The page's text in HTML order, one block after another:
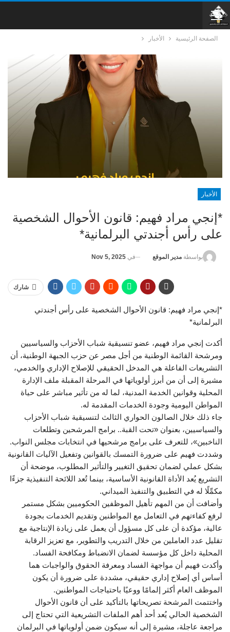
الصفحة الرئيسية الأخبار
الأخبار
*إنجي مراد فهيم: قانون الأحوال الشخصية
على رأس أجندتي البرلمانية*
بواسطة مدير الموقع في Nov 5, 2025
شارك
*إنجي مراد فهيم: قانون الأحوال الشخصية على رأس أجندتي
البرلمانية*
أكدت إنجي مراد فهيم، عضو تنسيقية شباب الأحزاب والسياسيين
ومرشحة القائمة الوطنية من أجل مصر عن حزب الجبهة الوطنية، أن
التشريعات الفاعلة هي المدخل الحقيقي للإصلاح الإداري والخدمي،
مشيرة إلى أن من أبرز أولوياتها في المرحلة المقبلة ملف الإدارة
المحلية وقوانين الخدمة المدنية، لما له من تأثير مباشر على حياة
المواطن اليومية وجودة الخدمات المقدمة له.
جاء ذلك خلال الصالون الحواري الثالث لتنسيقية شباب الأحزاب
والسياسيين، بعنوان «تحت القبة.. برامج المرشحين وتطلعات
الناخبين»، للتعرف على برامج مرشحيها في انتخابات مجلس النواب.
وشددت فهيم على ضرورة التمسك بالقوانين وتفعيل الآليات القانونية
بشكل عملي لضمان تحقيق التغيير والتأثير المطلوب، موضحة أن
التشريع يُعد الأداة القانونية الأساسية، بينما تُعد اللائحة التنفيذية جزءًا
مكمِّلًا له في التطبيق والتنفيذ الميداني.
وأضافت أن من المهم تأهيل الموظفين الحكوميين بشكل مستمر
لرفع كفاءتهم في التعامل مع المواطنين وتقديم الخدمات بجودة
عالية، مؤكدة أن على كل مسؤول أن يعمل على زيادة الإنتاجية مع
تقليل عدد العاملين من خلال التدريب والتطوير، مع تعزيز الرقابة
المحلية داخل كل مؤسسة لضمان الانضباط ومكافحة الفساد.
وأكدت فهيم أن مواجهة الفساد ومعرفة الحقوق والواجبات هما
أساس أي إصلاح إداري حقيقي، مشددة على ضرورة أن يكون
الموظف العام أكثر إلمامًا ووعيًا باحتياجات المواطنين.
واختتمت المرشحة تصريحاتها بالتأكيد على أن قانون الأحوال
الشخصية الحالي يُعد أحد أهم الملفات التشريعية التي تحتاج إلى
مراجعة عاجلة، مشيرة إلى أنه سيكون ضمن أولوياتها في البرلمان